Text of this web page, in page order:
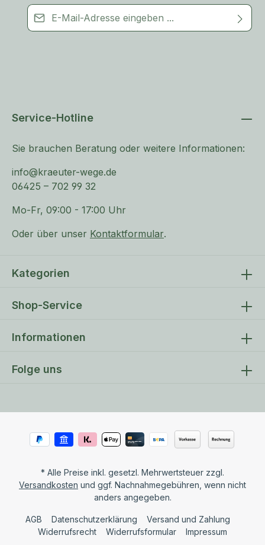
E-Mail-Adresse*
Folge uns
Service-Hotline
Sie brauchen Beratung oder weitere Informationen:
info@kraeuter-wege.de
06425 – 702 99 32
Mo-Fr, 09:00 - 17:00 Uhr
Oder über unser Kontaktformular.
Kategorien
Shop-Service
Informationen
* Alle Preise inkl. gesetzl. Mehrwertsteuer zzgl.
Versandkosten und ggf. Nachnahmegebühren, wenn nicht
anders angegeben.
AGB Datenschutzerklärung
Versand und Zahlung
Widerrufsrecht
Widerrufsformular Impressum